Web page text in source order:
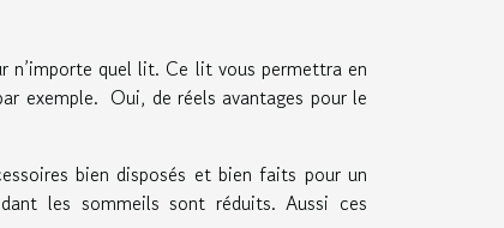
n’importe quel lit. Ce lit vous permettra en
exemple. Oui, de réels avantages pour le
bien disposés et bien faits pour un
les sommeils sont réduits. Aussi ces